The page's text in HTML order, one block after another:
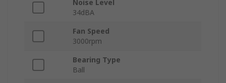
Noise Level
34dBA
Fan Speed
3000rpm
Bearing Type
Ball